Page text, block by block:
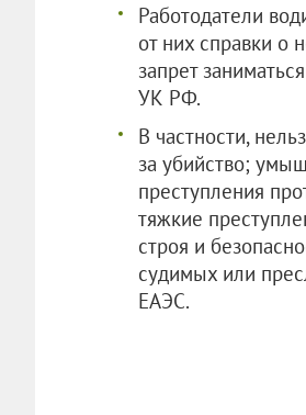
Работодатели
от них справки о
запрет
УК РФ.
В частности,
за убийство;
преступления
тяжкие
строя и
судимых или
ЕАЭС.